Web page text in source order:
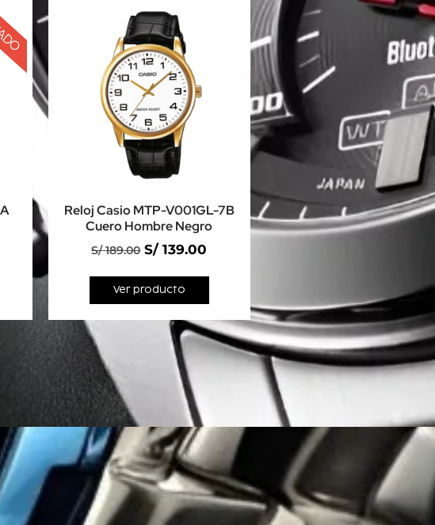
Reloj Casio MTP-V001GL-7B
Cuero Hombre Negro
S/189.00 S/ 139.00
Ver producto